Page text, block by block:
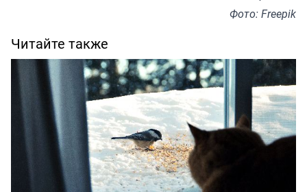
Фото: Freepik
Читайте также